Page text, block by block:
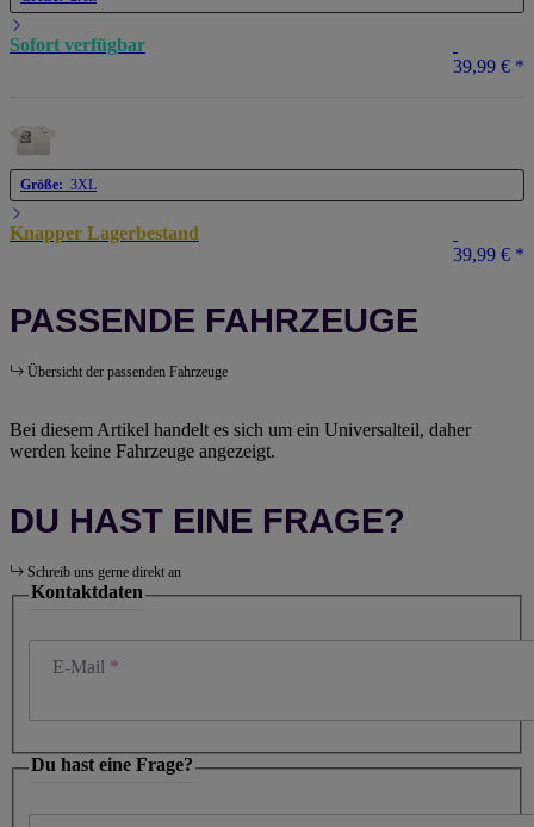
Sofort verfügbar
39,99 € *
Größe: 3XL
Knapper Lagerbestand
39,99 € *
PASSENDE FAHRZEUGE
Übersicht der passenden Fahrzeuge
Bei diesem Artikel handelt es sich um ein Universalteil, daher
werden keine Fahrzeuge angezeigt.
DU HAST EINE FRAGE?
Schreib uns gerne direkt an
Kontaktdaten
E-Mail
Du hast eine Frage?